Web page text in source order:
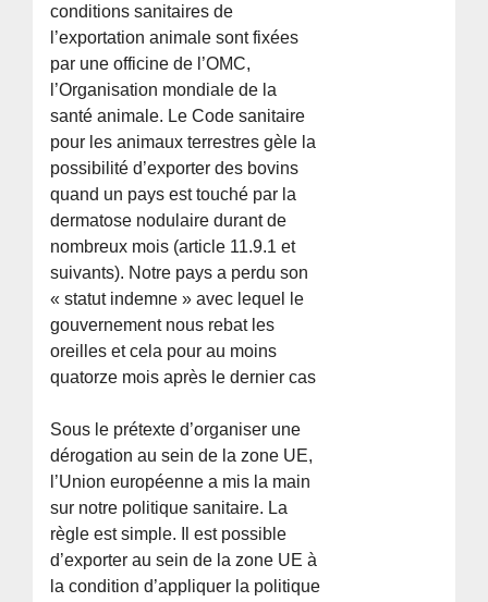
conditions sanitaires de
l’exportation animale sont fixées
par une officine de l’OMC,
l’Organisation mondiale de la
santé animale. Le Code sanitaire
pour les animaux terrestres gèle la
possibilité d’exporter des bovins
quand un pays est touché par la
dermatose nodulaire durant de
nombreux mois (article 11.9.1 et
suivants). Notre pays a perdu son
« statut indemne » avec lequel le
gouvernement nous rebat les
oreilles et cela pour au moins
quatorze mois après le dernier cas
Sous le prétexte d’organiser une
dérogation au sein de la zone UE,
l’Union européenne a mis la main
sur notre politique sanitaire. La
règle est simple. Il est possible
d’exporter au sein de la zone UE à
la condition d’appliquer la politique